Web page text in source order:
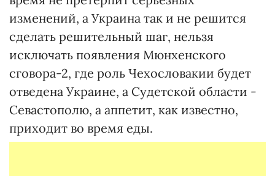
изменений, а Украина так и не решится
сделать решительный шаг, нельзя
исключать появления Мюнхенского
сговора-2, где роль Чехословакии будет
отведена Украине, а Судетской области -
Севастополю, а аппетит, как известно,
приходит во время еды.